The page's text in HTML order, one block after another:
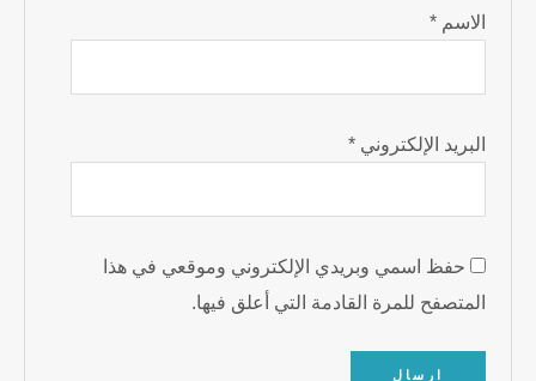
الاسم*
البريد الإلكتروني*
حفظ اسمي وبريدي الإلكتروني وموقعي في هذا
المتصفح للمرة القادمة التي أعلق فيها.